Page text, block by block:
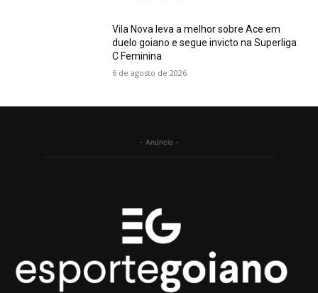
Vila Nova leva a melhor sobre Ace em
duelo goiano e segue invicto na Superliga
C Feminina
6 de agosto de 2026
- Anúncio -